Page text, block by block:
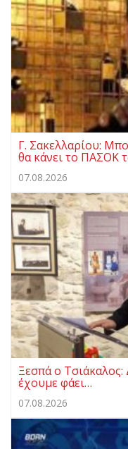
Γ. Σακελλαρίου:
θα κάνει το ΠΑΣΟΚ
07.08.2026
Ξεσπά ο
έχουμε φάει…
07.08.2026